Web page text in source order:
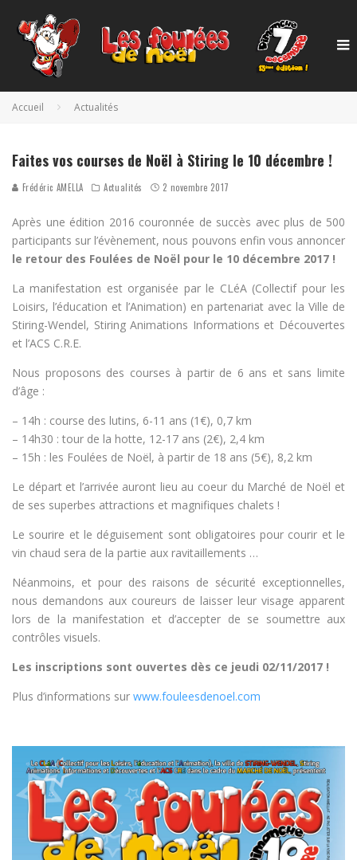
Accueil Actualités
Faites vos courses de Noël à Stiring le 10 décembre !
Frédéric AMELLA Actualités 2 novembre 2017
Après une édition 2016 couronnée de succès avec plus de 500
participants sur l’évènement, nous pouvons enfin vous annoncer
le retour des Foulées de Noël pour le 10 décembre 2017 !
La manifestation est organisée par le CLéA (Collectif pour les
Loisirs, l’éducation et l’Animation) en partenariat avec la Ville de
Stiring-Wendel, Stiring Animations Informations et Découvertes
et l’ACS C.R.E.
Nous proposons des courses à partir de 6 ans et sans limite
d’âge :
– 14h : course des lutins, 6-11 ans (1€), 0,7 km
– 14h30 : tour de la hotte, 12-17 ans (2€), 2,4 km
– 15h : les Foulées de Noël, à partir de 18 ans (5€), 8,2 km
Le départ et l’arrivée auront lieu au coeur du Marché de Noël et
de ses superbes attractions et magnifiques chalets !
Le sourire et le déguisement sont obligatoires pour courir et le
vin chaud sera de la partie aux ravitaillements …
Néanmoins, et pour des raisons de sécurité exceptionnelles,
nous demandons aux coureurs de laisser leur visage apparent
lors de la manifestation et d’accepter de se soumettre aux
contrôles visuels.
Les inscriptions sont ouvertes dès ce jeudi 02/11/2017 !
Plus d’informations sur www.fouleesdenoel.com